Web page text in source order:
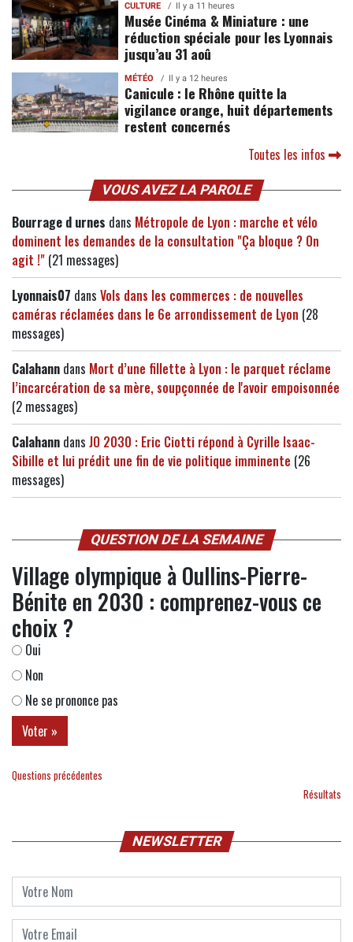
CULTURE Il y a 11 heures
Musée Cinéma & Miniature : une
réduction spéciale pour les Lyonnais
jusqu’au 31 aoû
MÉTÉO Il y a 12 heures
Canicule : le Rhône quitte la
vigilance orange, huit départements
restent concernés
Toutes les infos
VOUS AVEZ LA PAROLE
Bourrage d urnes dans Métropole de Lyon : marche et vélo
dominent les demandes de la consultation "Ça bloque ? On
agit !" (21 messages)
Lyonnais07 dans Vols dans les commerces : de nouvelles
caméras réclamées dans le 6e arrondissement de Lyon (28
messages)
Calahann dans Mort d’une fillette à Lyon : le parquet réclame
l’incarcération de sa mère, soupçonnée de l'avoir empoisonnée
(2 messages)
Calahann dans JO 2030 : Eric Ciotti répond à Cyrille Isaac-
Sibille et lui prédit une fin de vie politique imminente (26
messages)
QUESTION DE LA SEMAINE
Village olympique à Oullins-Pierre-
Bénite en 2030 : comprenez-vous ce
choix ?
Oui
Non
Ne se prononce pas
Questions précédentes
Résultats
NEWSLETTER